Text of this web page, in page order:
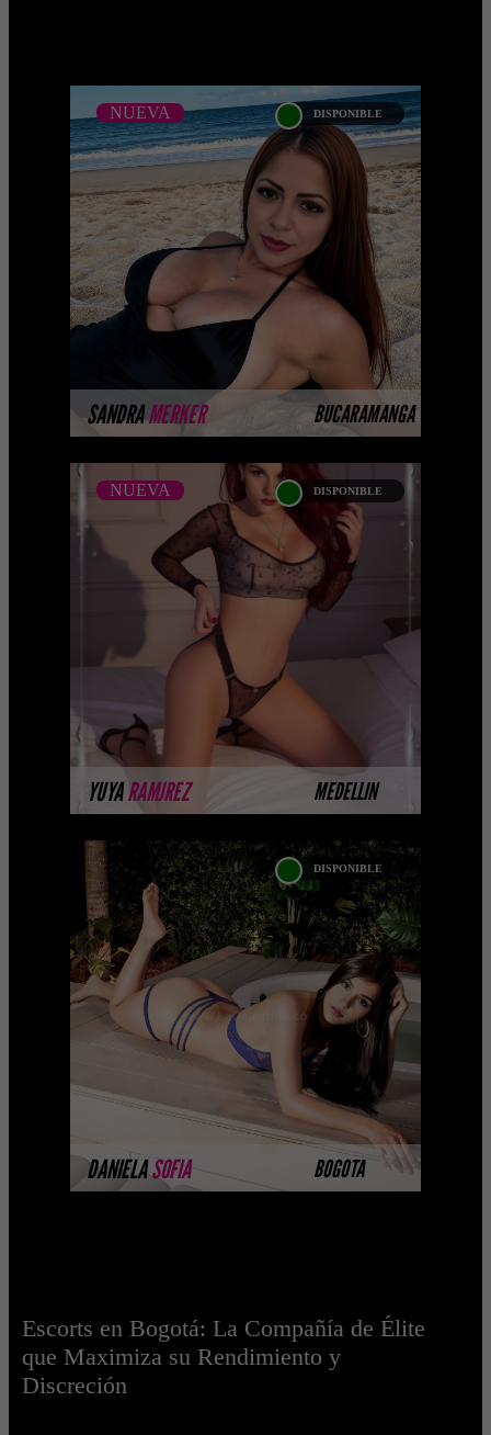
SANDRAMERKER BUCARAMANGA
NUEVA DISPONIBLE
SANDRA MERKER
NUEVA
...Próximamente.... Algunas de nuestras
modelos aún no tienen imágenes
disponibles en la web porque están
completando su ses ...
MÁS INFORMACIÓN
YUYARAMJREZ MEDELLIN
NUEVA DISPONIBLE
YUYA RAMJREZ -
CATALOGO PLATINO
NUEVA
Platinum Esta modelo pertenece a
nuestro Catálogo Privado Platinum.
Selección privada de modelos con un
nivel de belleza y perform ...
MÁS INFORMACIÓN
DANIELASOFIA BOGOTA
DISPONIBLE
DANIELA SOFIA
CAMACHO
Soy Daniela Escorts Bogota y te daré
los mejores momentos de tu vida,
satisfaciendo cada uno de tus deseos
más íntimos ...
MÁS INFORMACIÓN
Escorts en Bogotá: La Compañía de Élite
que Maximiza su Rendimiento y
Discreción